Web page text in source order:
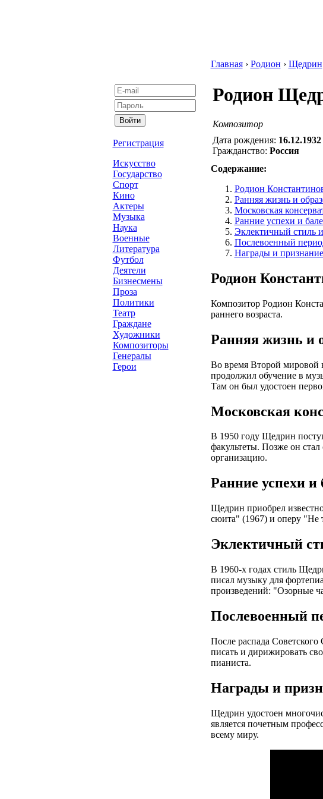
Регистрация
Искусство
Государство
Спорт
Кино
Актеры
Музыка
Наука
Военные
Литература
Футбол
Деятели
Бизнесмены
Проза
Политики
Театр
Граждане
Художники
Композиторы
Генералы
Герои
Главная› Родион › Щедрин
Родион
Композитор
Дата рождения: 16.12.1932
Гражданство: Россия
Содержание:
Родион
Ранняя жизнь и
Московская
Ранние успехи и
Эклектичный стиль
Послевоенный
Награды и признание
Родион
Композитор Родион
раннего возраста.
Ранняя жизнь и
Во время Второй мировой
продолжил обучение в
Там он был удостоен
Московская
В 1950 году Щедрин
факультеты. Позже он стал
организацию.
Ранние успехи и
Щедрин приобрел
сюита" (1967) и оперу "Не
Эклектичный
В 1960-х годах стиль
писал музыку для
произведений: "Озорные
Послевоенный
После распада
писать и дирижировать
пианиста.
Награды и
Щедрин удостоен
является почетным
всему миру.